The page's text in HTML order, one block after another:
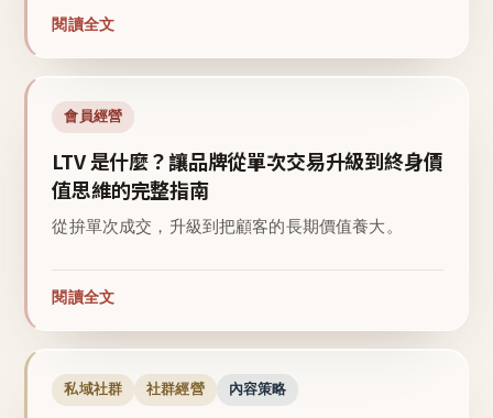
閱讀全文
會員經營
LTV 是什麼？讓品牌從單次交易升級到終身價
值思維的完整指南
從拚單次成交，升級到把顧客的長期價值養大。
閱讀全文
私域社群 社群經營 內容策略